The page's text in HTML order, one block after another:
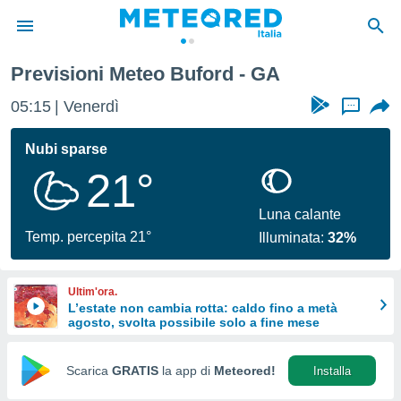
di
per
le
di
Web
Previsioni Meteo Buford - GA
05:15 Venerdì ...
Nubi sparse
21°
Temp. percepita 21°
Luna calante
Illuminata:32%
Ultim'ora.
L’estate non cambia rotta: caldo fino a metà
agosto, svolta possibile solo a fine mese
Scarica GRATIS la app di Meteored! Installa